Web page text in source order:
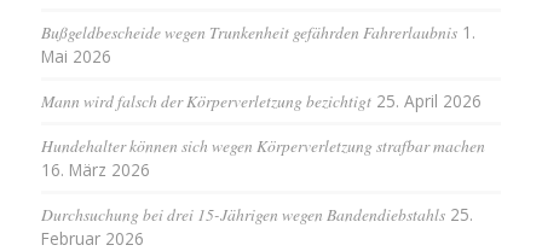
Bußgeldbescheide wegen Trunkenheit gefährden Fahrerlaubnis 1.
Mai 2026
Mann wird falsch der Körperverletzung bezichtigt 25. April 2026
Hundehalter können sich wegen Körperverletzung strafbar machen
16. März 2026
Durchsuchung bei drei 15-Jährigen wegen Bandendiebstahls 25.
Februar 2026